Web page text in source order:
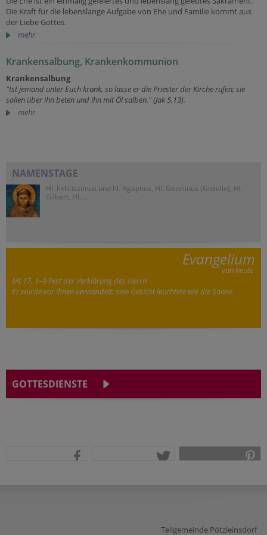
Die Kraft für die lebenslange Aufgabe von Ehe und Familie kommt aus
der Liebe Gottes.
mehr
Krankensalbung, Krankenkommunion
Krankensalbung
"Ist jemand unter Euch krank, so lasse er die Priester der Kirche rufen; sie
sollen über ihn beten und ihn mit Öl salben." (Jak 5,13).
mehr
NAMENSTAGE
Hl. Felicissimus und hl. Agapitus, Hl. Gezelinus (Gozelin), Hl.
Gilbert, Hl....
Evangelium
von heute
Mt 17, 1–9 Fest der Verklärung des Herrn
Er wurde vor ihnen verwandelt; sein Gesicht leuchtete wie die Sonne
GOTTESDIENSTE
Teilgemeinde Pötzleinsdorf